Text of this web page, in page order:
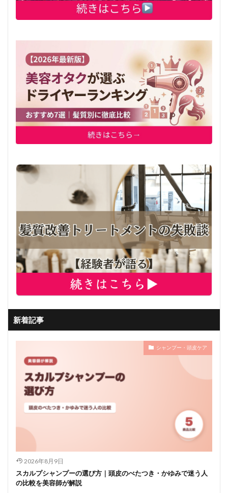
新着記事
シャンプー・頭皮ケア
2026年8月9日
スカルプシャンプーの選び方｜頭皮のべたつき・かゆみで迷う人
の比較を美容師が解説